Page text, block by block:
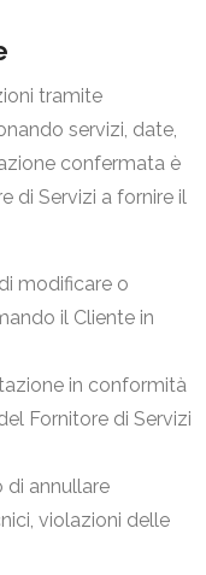
tramite
servizi, date,
confermata è
di Servizi a fornire il
modificare o
il Cliente in
in conformità
Fornitore di Servizi
di annullare
violazioni delle